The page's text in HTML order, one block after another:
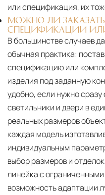
или спецификация, их
МОЖНО ЛИ
СПЕЦИФИКАЦИИ ИЛИ
В большинстве случаев
обычная практика:
спецификацию или
изделия под заданную
удобно, если нужно сразу
светильники и двери в
реальных размеров
каждая модель
индивидуальным
выбор размеров и
линейка с
возможность адаптации